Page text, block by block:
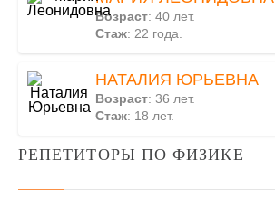
Возраст: 40 лет.
Стаж: 22 года.
НАТАЛИЯ ЮРЬЕВНА
Возраст: 36 лет.
Стаж: 18 лет.
РЕПЕТИТОРЫ ПО ФИЗИКЕ